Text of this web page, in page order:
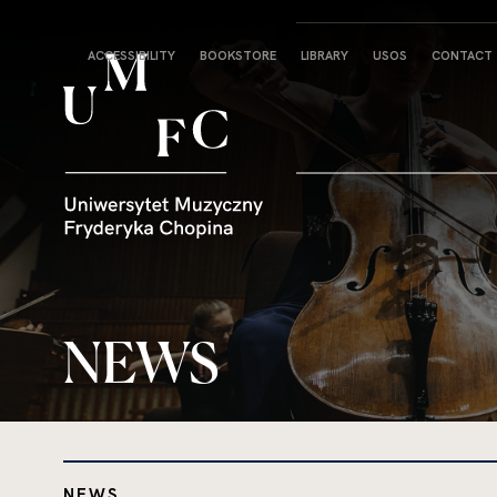
Strona
główna
ACCESSIBILITY BOOKSTORE LIBRARY USOS CONTACT
NEWS